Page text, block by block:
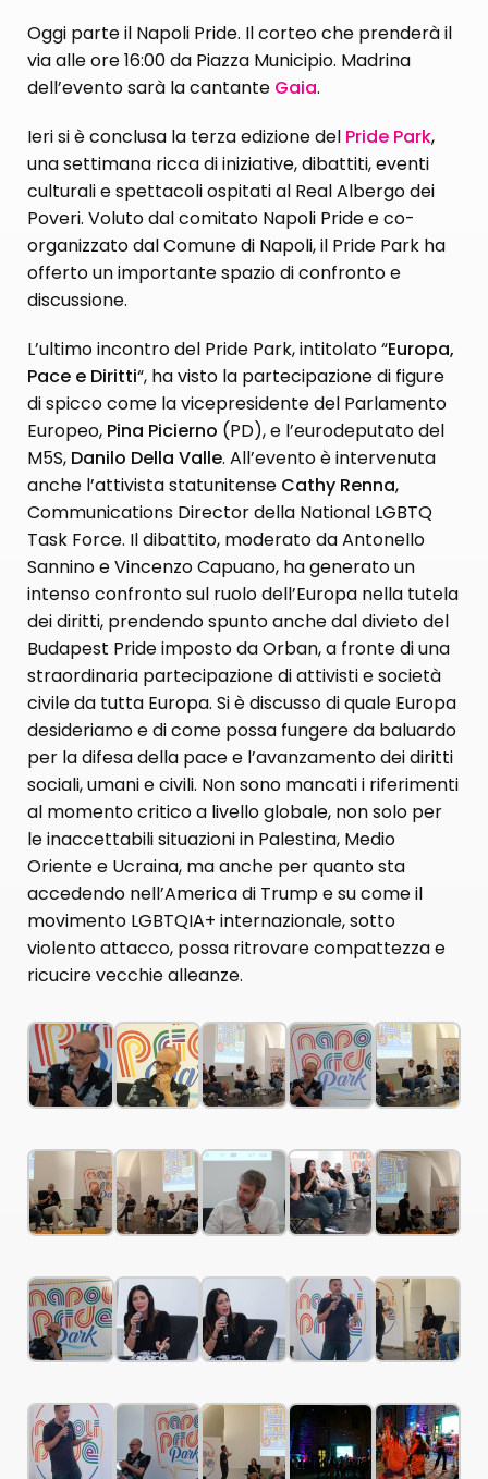
Oggi parte il Napoli Pride. Il corteo che prenderà il
via alle ore 16:00 da Piazza Municipio. Madrina
dell’evento sarà la cantante Gaia.
Ieri si è conclusa la terza edizione del Pride Park,
una settimana ricca di iniziative, dibattiti, eventi
culturali e spettacoli ospitati al Real Albergo dei
Poveri. Voluto dal comitato Napoli Pride e co-
organizzato dal Comune di Napoli, il Pride Park ha
offerto un importante spazio di confronto e
discussione.
L’ultimo incontro del Pride Park, intitolato “Europa,
Pace e Diritti“, ha visto la partecipazione di figure
di spicco come la vicepresidente del Parlamento
Europeo, Pina Picierno (PD), e l’eurodeputato del
M5S, Danilo Della Valle. All’evento è intervenuta
anche l’attivista statunitense Cathy Renna,
Communications Director della National LGBTQ
Task Force. Il dibattito, moderato da Antonello
Sannino e Vincenzo Capuano, ha generato un
intenso confronto sul ruolo dell’Europa nella tutela
dei diritti, prendendo spunto anche dal divieto del
Budapest Pride imposto da Orban, a fronte di una
straordinaria partecipazione di attivisti e società
civile da tutta Europa. Si è discusso di quale Europa
desideriamo e di come possa fungere da baluardo
per la difesa della pace e l’avanzamento dei diritti
sociali, umani e civili. Non sono mancati i riferimenti
al momento critico a livello globale, non solo per
le inaccettabili situazioni in Palestina, Medio
Oriente e Ucraina, ma anche per quanto sta
accedendo nell’America di Trump e su come il
movimento LGBTQIA+ internazionale, sotto
violento attacco, possa ritrovare compattezza e
ricucire vecchie alleanze.